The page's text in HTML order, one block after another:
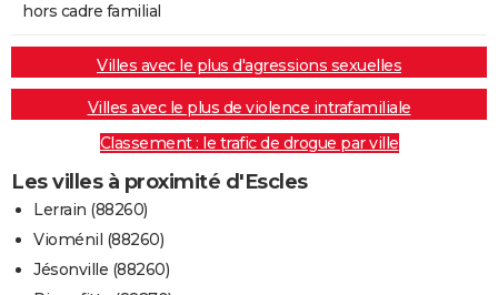
hors cadre familial
Villes avec le plus d'agressions sexuelles
Villes avec le plus de violence intrafamiliale
Classement : le trafic de drogue par ville
Les villes à proximité d'Escles
Lerrain (88260)
Vioménil (88260)
Jésonville (88260)